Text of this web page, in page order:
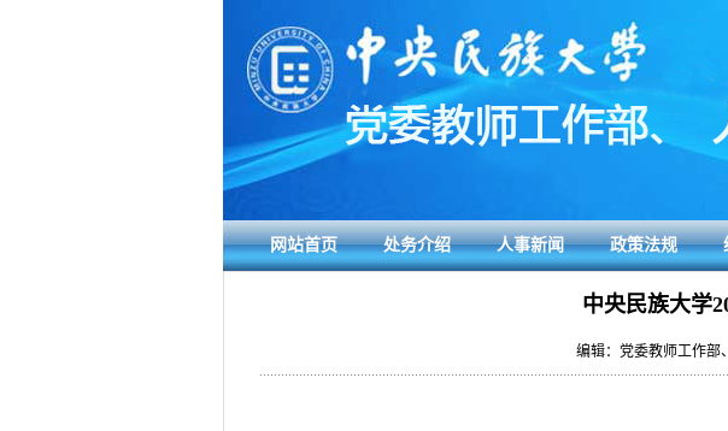
网站首页 处务介绍 人事新闻 政策法规
中央民族大学
编辑：党委教师工作